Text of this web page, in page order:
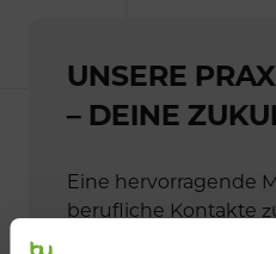
UNSERE
– DEINE
Eine hervorragende
berufliche Kontakte